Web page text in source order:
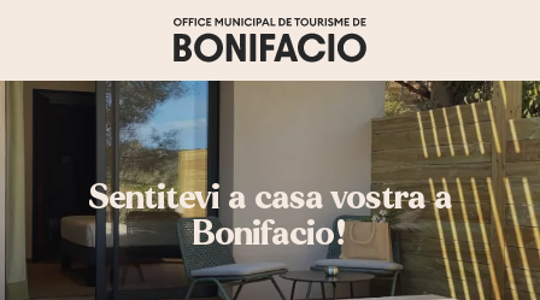
Sentitevi a casa vostra a
Bonifacio!